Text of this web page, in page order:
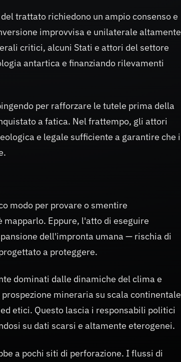
trattato richiedono un ampio consenso e
improvvisa e unilaterale altamente
critici, alcuni Stati e attori del settore
antartica e finanziando rilevamenti
per rafforzare le tutele prima della
a fatica. Nel frattempo, gli attori
e legale sufficiente a garantire che i
modo per provare o smentire
Eppure, l'atto di eseguire
dell'impronta umana — rischia di
a proteggere.
dominati dalle dinamiche del clima e
mineraria su scala continentale
etici. Questo lascia i responsabili politici
su dati scarsi e altamente eterogenei.
a pochi siti di perforazione. I flussi di